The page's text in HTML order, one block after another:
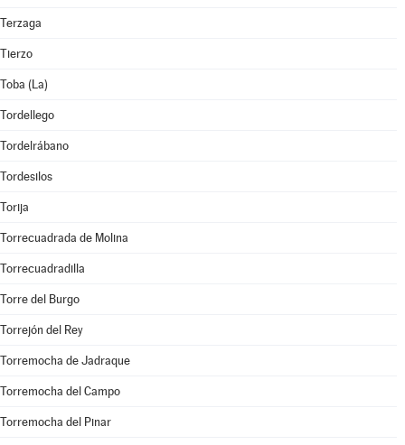
Terzaga
Tierzo
Toba (La)
Tordellego
Tordelrábano
Tordesilos
Torija
Torrecuadrada de Molina
Torrecuadradilla
Torre del Burgo
Torrejón del Rey
Torremocha de Jadraque
Torremocha del Campo
Torremocha del Pinar